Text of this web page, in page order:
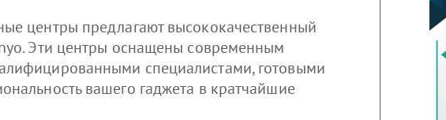
центры предлагают высококачественный
Эти центры оснащены современным
специалистами, готовыми
вашего гаджета в кратчайшие